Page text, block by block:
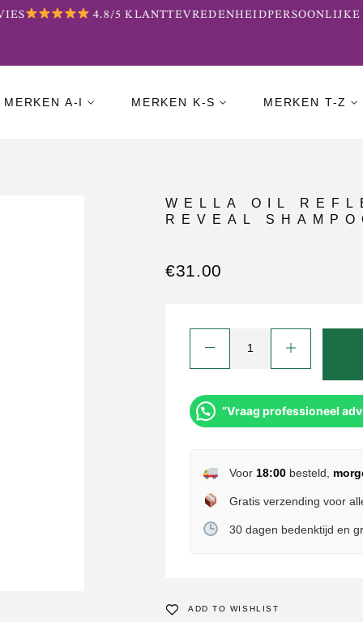
4.8/5 KLANTTEVREDENHEIDPERSOONLIJKE
MERKEN A-I MERKEN K-S MERKEN T-Z
WELLA OIL
REVEAL
€31.00
“Vraag professioneel
Voor 18:00besteld,
Gratis verzending voor
30 dagen bedenktijd en
ADD TO WISHLIST